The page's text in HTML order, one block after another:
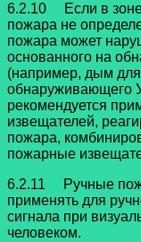
6.2.10 Если в
пожара не
пожара может
основанного на
(например, дым
обнаруживающего
рекомендуется
извещателей,
пожара,
пожарные
6.2.11 Ручные
применять для
сигнала при
человеком.